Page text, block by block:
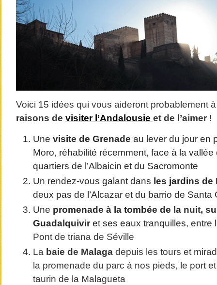
Voici 15 idées qui vous aideront probablement
raisons de visiter l’Andalousie et de l’aimer !
Une visite de Grenade au lever du jour en
Moro, réhabilité récemment, face à la vallée
quartiers de l’Albaicin et du Sacromonte
Un rendez-vous galant dans les jardins de
deux pas de l’Alcazar et du barrio de Santa
Une promenade à la tombée de lanuit, s
Guadalquiviret ses eaux tranquilles, entre
Pont de triana de Séville
La baie de Malagadepuis les tours et
la promenade du parc à nos pieds, le port
taurin de la Malagueta